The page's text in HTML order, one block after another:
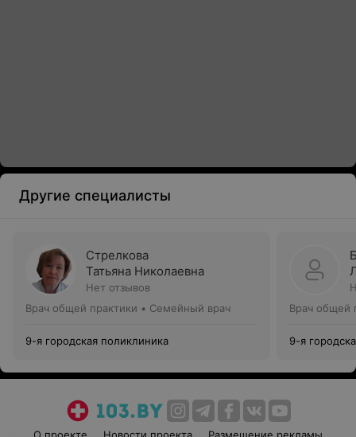
Другие специалисты
Стрелкова
Татьяна Николаевна
Нет отзывов
Врач общей практики • Семейный врач
9-я городская поликлиника
Врач общей
9-я